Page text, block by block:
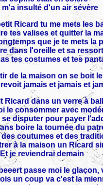
m'a insulté d'un air sévère
Ricard tu me mets les
tes valises et quitter la
que je te mets la
dans l'oreille et sa
tes costumes et tes
de la maison on se boit
jamais et jamais et
Ricard dans un verre à
le consommer avec
se disputer pour payer
boire la tournée du
des coutumes et des
à la maison un Ricard
Et je reviendrai demain
passe moi le glaçon,
un coup va c'est la